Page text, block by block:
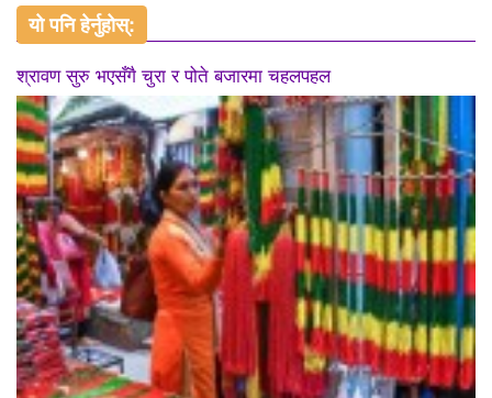
यो पनि हेर्नुहोस्:
श्रावण सुरु भएसँगै चुरा र पोते बजारमा चहलपहल